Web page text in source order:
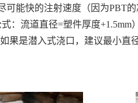
可能快的注射速度（因为
：流道直径=塑件厚度
果是潜入式浇口，建议最小直径